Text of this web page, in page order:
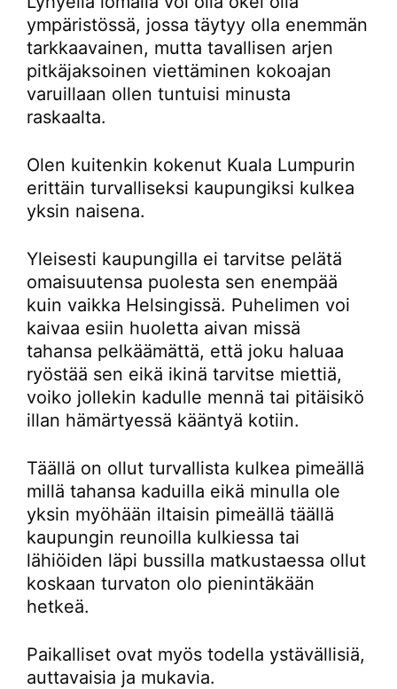
ympäristössä, jossa täytyy olla enemmän
tarkkaavainen, mutta tavallisen arjen
pitkäjaksoinen viettäminen kokoajan
varuillaan ollen tuntuisi minusta
raskaalta.
Olen kuitenkin kokenut Kuala Lumpurin
erittäin turvalliseksi kaupungiksi kulkea
yksin naisena.
Yleisesti kaupungilla ei tarvitse pelätä
omaisuutensa puolesta sen enempää
kuin vaikka Helsingissä. Puhelimen voi
kaivaa esiin huoletta aivan missä
tahansa pelkäämättä, että joku haluaa
ryöstää sen eikä ikinä tarvitse miettiä,
voiko jollekin kadulle mennä tai pitäisikö
illan hämärtyessä kääntyä kotiin.
Täällä on ollut turvallista kulkea pimeällä
millä tahansa kaduilla eikä minulla ole
yksin myöhään iltaisin pimeällä täällä
kaupungin reunoilla kulkiessa tai
lähiöiden läpi bussilla matkustaessa ollut
koskaan turvaton olo pienintäkään
hetkeä.
Paikalliset ovat myös todella ystävällisiä,
auttavaisia ja mukavia.